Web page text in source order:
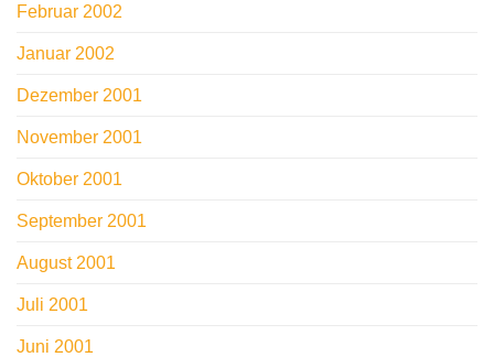
Februar 2002
Januar 2002
Dezember 2001
November 2001
Oktober 2001
September 2001
August 2001
Juli 2001
Juni 2001